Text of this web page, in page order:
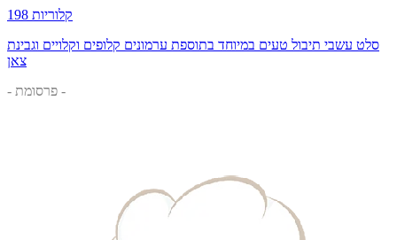
198 קלוריות
סלט עשבי תיבול טעים במיוחד בתוספת ערמונים קלופים וקלויים וגבינת
צאן
- פרסומת -